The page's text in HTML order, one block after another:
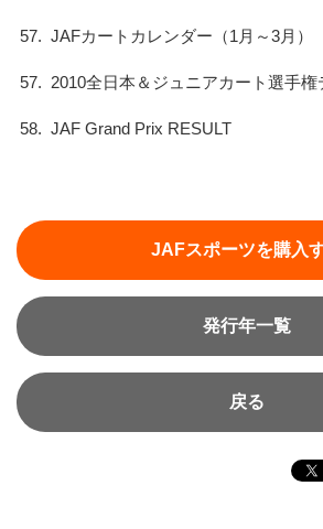
57. JAFカートカレンダー（1月～3月）
57. 2010全日本＆ジュニアカート選手
58. JAF Grand Prix RESULT
JAFスポーツを購入
発行年一覧
戻る